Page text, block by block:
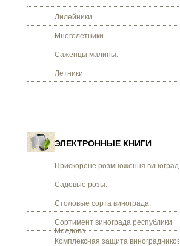
Лилейники.
Многолетники
Саженцы малины.
Летники
ЭЛЕКТРОННЫЕ КНИГИ
Прискорене розмноження винограду.
Садовые розы.
Столовые сорта винограда.
Сортимент винограда республики
Молдова.
Комплексная защита виноградников.